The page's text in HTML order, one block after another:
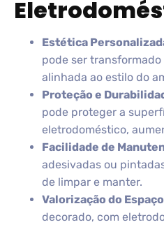
Estética
pode ser
alinhada ao estilo do
Proteção e
pode proteger a
eletrodoméstico,
Facilidade de
adesivadas ou
de limpar e manter.
Valorização do
decorado, com